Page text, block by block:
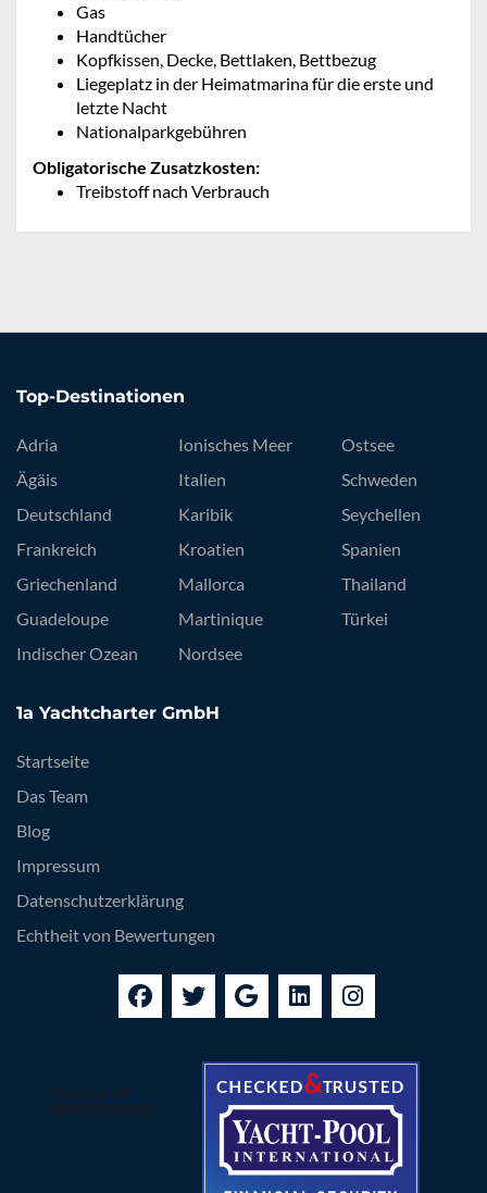
Gas
Handtücher
Kopfkissen, Decke, Bettlaken, Bettbezug
Liegeplatz in der Heimatmarina für die erste und
letzte Nacht
Nationalparkgebühren
Obligatorische Zusatzkosten:
Treibstoff nach Verbrauch
Top-Destinationen
Adria
Ägäis
Deutschland
Frankreich
Griechenland
Guadeloupe
Indischer Ozean
Ionisches Meer
Italien
Karibik
Kroatien
Mallorca
Martinique
Nordsee
Ostsee
Schweden
Seychellen
Spanien
Thailand
Türkei
1a Yachtcharter GmbH
Startseite
Das Team
Blog
Impressum
Datenschutzerklärung
Echtheit von Bewertungen